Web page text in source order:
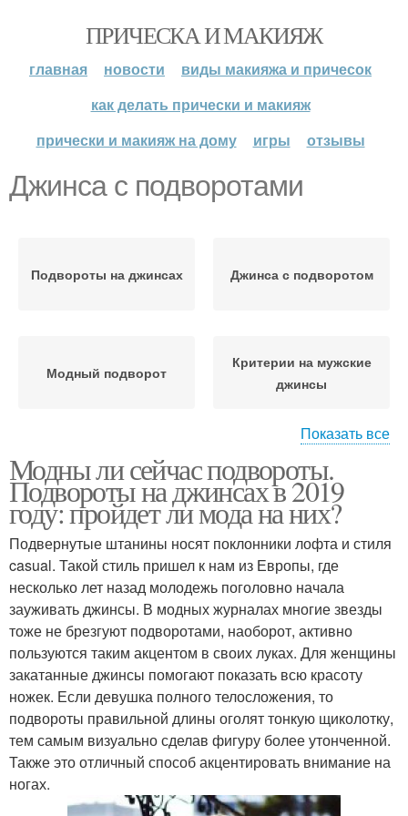
ПРИЧЕСКА И МАКИЯЖ
главная новости
виды макияжа и причесок
как делать прически и макияж
прически и макияж на дому
игры отзывы
Джинса с подворотами
Подвороты на джинсах Джинса с подворотом
Модный подворот
Критерии на мужские
джинсы
Подворот на брюках
Показать все
Модны ли сейчас подвороты.
Подвороты на джинсах в 2019
году: пройдет ли мода на них?
Подвернутые штанины носят поклонники лофта и стиля
casual. Такой стиль пришел к нам из Европы, где
несколько лет назад молодежь поголовно начала
зауживать джинсы. В модных журналах многие звезды
тоже не брезгуют подворотами, наоборот, активно
пользуются таким акцентом в своих луках. Для женщины
закатанные джинсы помогают показать всю красоту
ножек. Если девушка полного телосложения, то
подвороты правильной длины оголят тонкую щиколотку,
тем самым визуально сделав фигуру более утонченной.
Также это отличный способ акцентировать внимание на
ногах.